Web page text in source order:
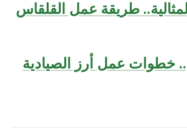
طريقة عمل القلقاس
خطوات عمل أرز الصيادية